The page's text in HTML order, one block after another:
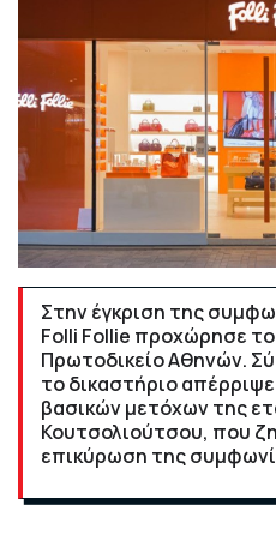
Στην έγκριση της
Folli Follie προχώρησε
Πρωτοδικείο Αθηνών.
το δικαστήριο
βασικών μετόχων της
Κουτσολιούτσου, που
επικύρωση της